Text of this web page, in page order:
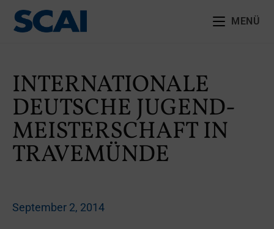
MENÜ
INTERNATIONALE
DEUTSCHE JUGEND-
MEISTERSCHAFT IN
TRAVEMÜNDE
September 2, 2014